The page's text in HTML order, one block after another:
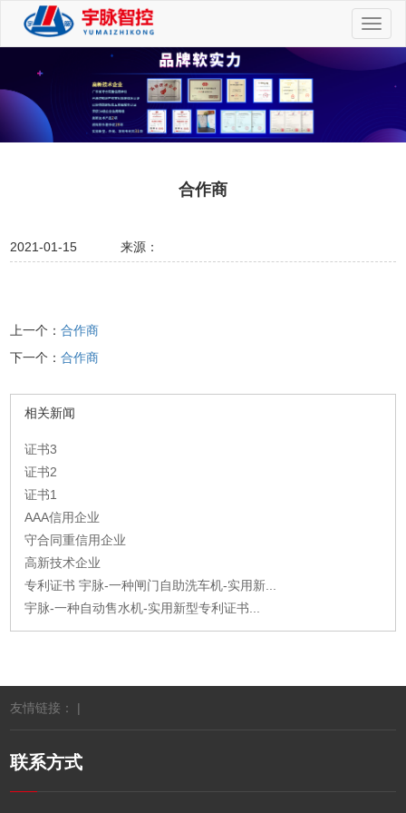
切
换
合作商
2021-01-15 来源：
上一个：合作商
下一个：合作商
相关新闻
证书3
证书2
证书1
AAA信用企业
守合同重信用企业
高新技术企业
专利证书 宇脉-一种闸门自助洗车机-实用新...
宇脉-一种自动售水机-实用新型专利证书...
友情链接： |
联系方式